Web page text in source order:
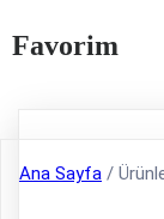
Favorim
Ana Sayfa /